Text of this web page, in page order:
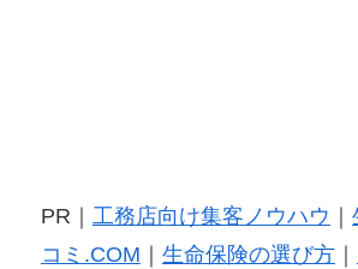
PR｜ 工務店向け集客ノウハウ
コミ.COM
生命保険の選び方｜